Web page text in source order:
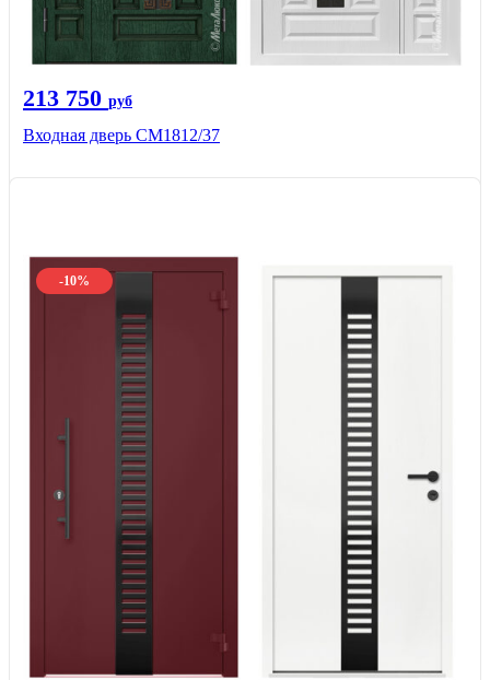
213 750 руб
Входная дверь СМ1812/37
-10%